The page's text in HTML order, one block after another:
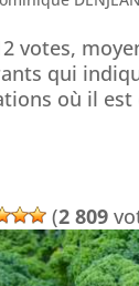
votes,
qui
où il est
(2 809